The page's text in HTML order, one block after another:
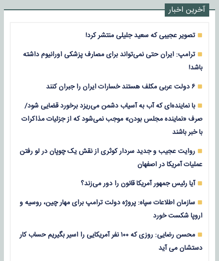
آخرین اخبار
تصویر عجیبی که سعید جلیلی منتشر کرد!
ترامپ: ایران حتی نمی‌تواند برای مصارف پزشکی اورانیوم داشته
باشد!
۶ دولت عربی مکلف هستند خسارات ایران را جبران کنند
با نماینده‌ای که آب به آسیاب دشمن می‌ریزد برخورد قضایی شود/
صرف «نماینده مجلس بودن» موجب نمی‌شود که از جزئیات مذاکرات
با خبر باشند
روایت عجیب و جدید سردار کوثری از نقش یک چوپان در لو رفتن
عملیات آمریکا در اصفهان
آیا رئیس جمهور آمریکا قانون را دور می‌زند؟
سازمان اطلاعات سپاه: پروژه دولت ترامپ برای مهار چین، روسیه و
اروپا شکست خورد
محسن رضایی: روزی که ۱۰۰ نفر آمریکایی را اسیر بگیریم حساب کار
دستشان می آید